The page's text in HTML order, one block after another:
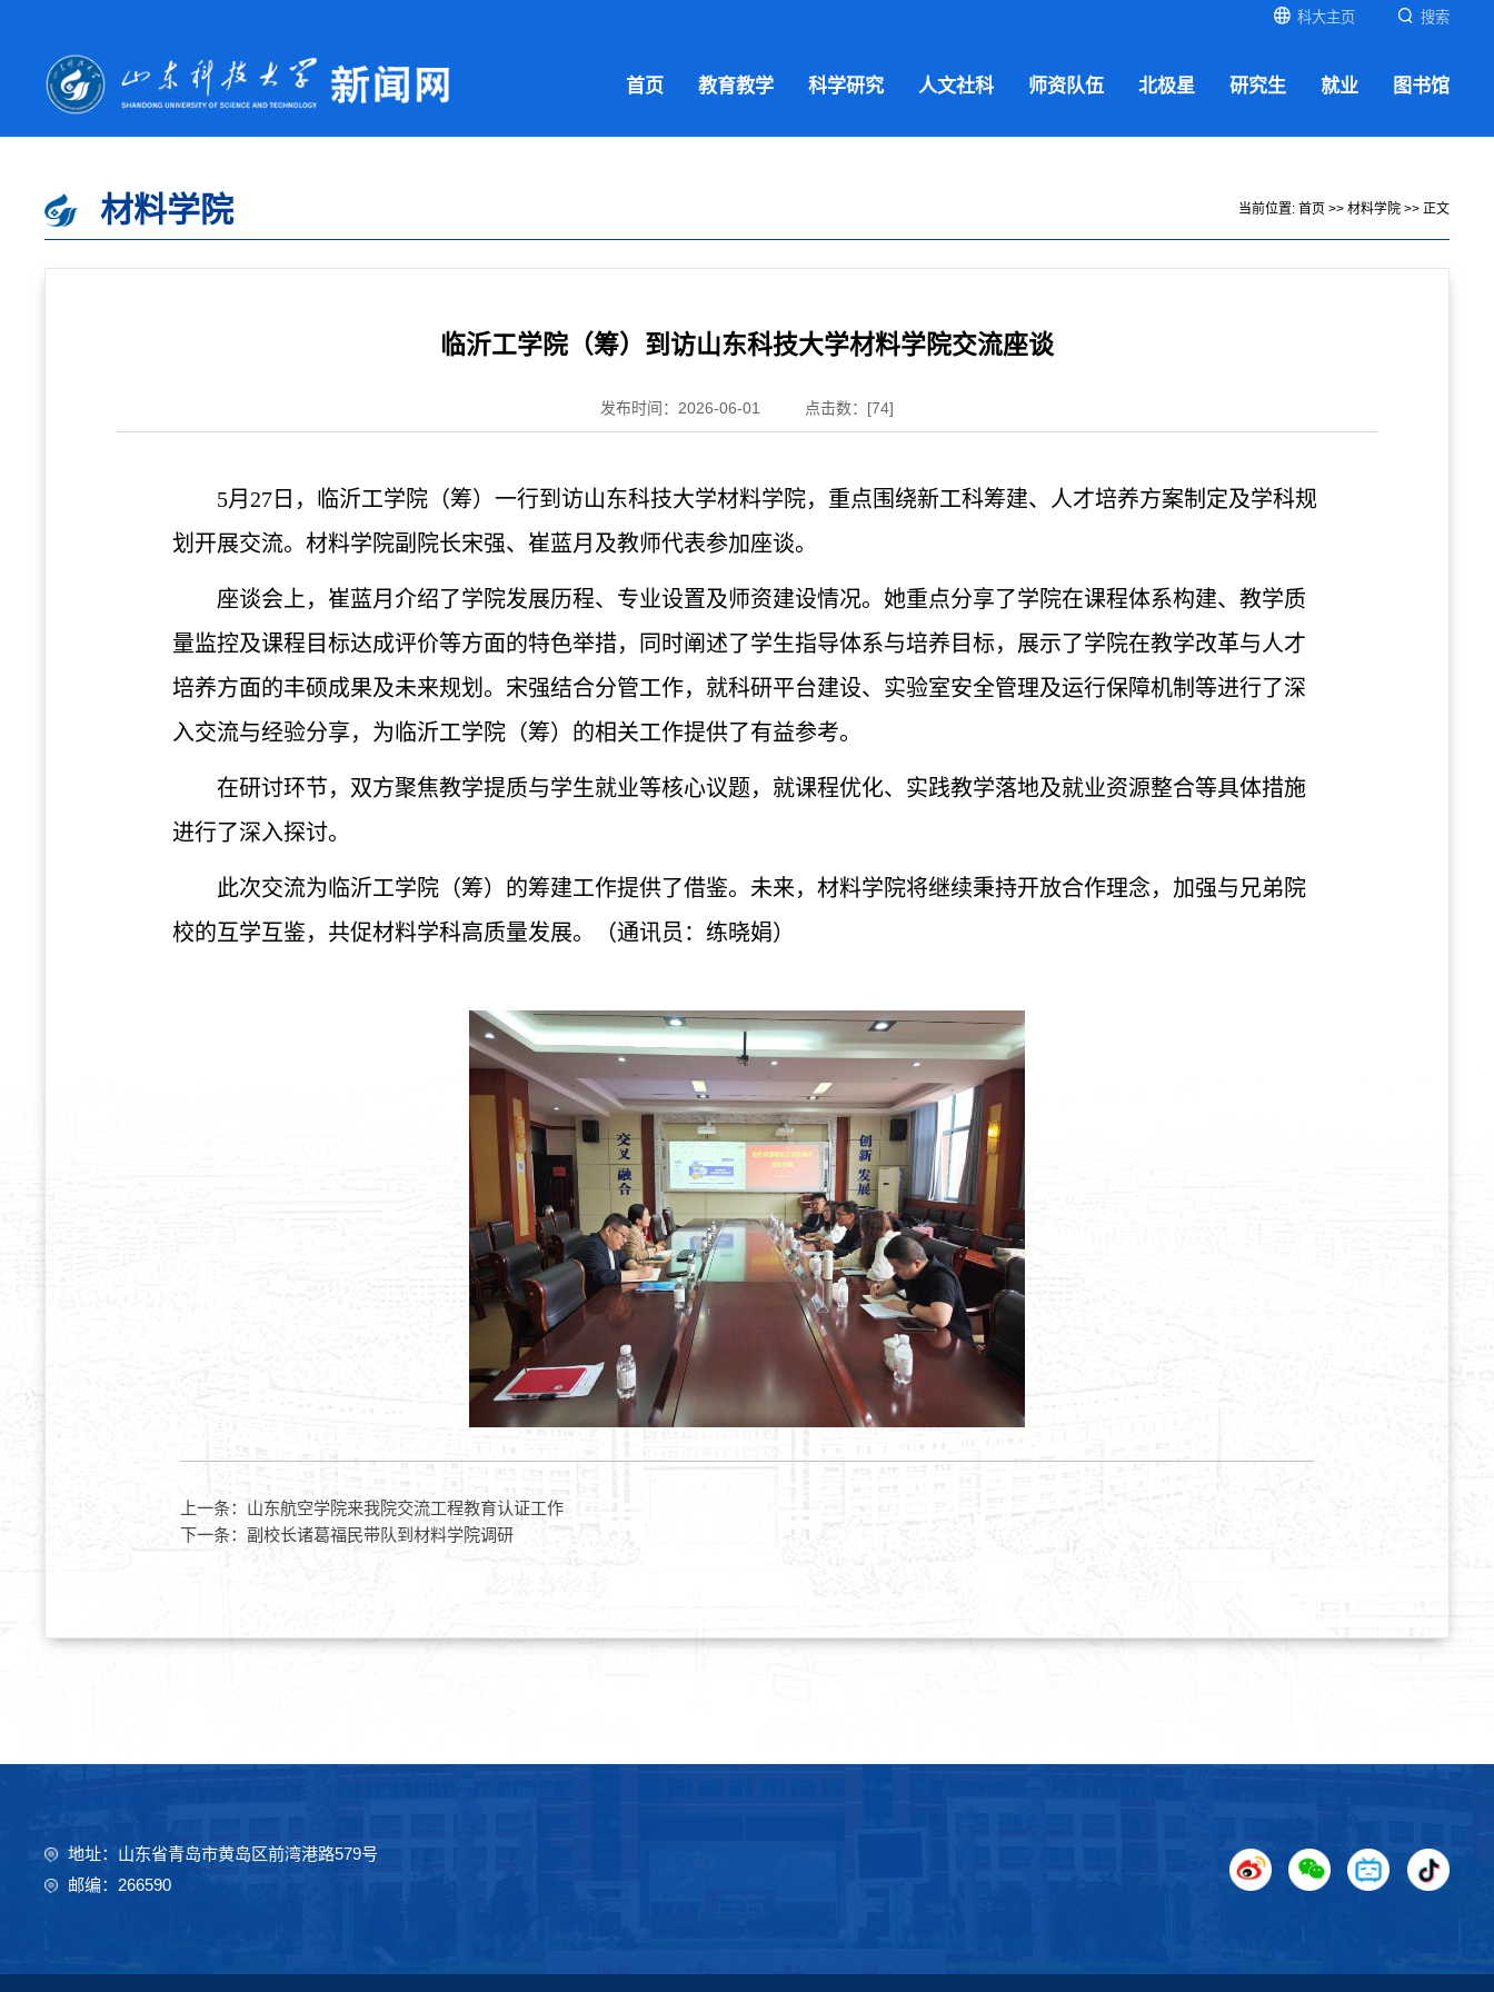
科大主页 搜索
首页 教育教学 科学研究 人文社科 师资队伍 北极星 研究生 就业 图书馆
材料学院 当前位置: 首页 >> 材料学院>> 正文
临沂工学院（筹）到访山东科技大学材料学院交流座谈
发布时间：2026-06-01 点击数：[74]
5月27日，临沂工学院（筹）一行到访山东科技大学材料学院，重点围绕新工科筹建、人才培养方案制定及学科规
划开展交流。材料学院副院长宋强、崔蓝月及教师代表参加座谈。
座谈会上，崔蓝月介绍了学院发展历程、专业设置及师资建设情况。她重点分享了学院在课程体系构建、教学质
量监控及课程目标达成评价等方面的特色举措，同时阐述了学生指导体系与培养目标，展示了学院在教学改革与人才
培养方面的丰硕成果及未来规划。宋强结合分管工作，就科研平台建设、实验室安全管理及运行保障机制等进行了深
入交流与经验分享，为临沂工学院（筹）的相关工作提供了有益参考。
在研讨环节，双方聚焦教学提质与学生就业等核心议题，就课程优化、实践教学落地及就业资源整合等具体措施
进行了深入探讨。
此次交流为临沂工学院（筹）的筹建工作提供了借鉴。未来，材料学院将继续秉持开放合作理念，加强与兄弟院
校的互学互鉴，共促材料学科高质量发展。（通讯员：练晓娟）
上一条： 山东航空学院来我院交流工程教育认证工作
下一条： 副校长诸葛福民带队到材料学院调研
地址：山东省青岛市黄岛区前湾港路579号
邮编：266590